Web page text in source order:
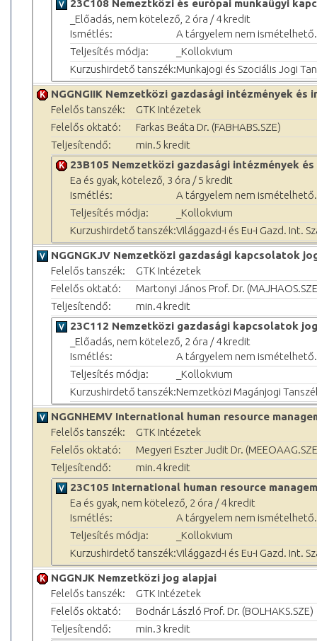
23C108 Nemeztközi és európai munkaügyi
_Előadás, nem kötelező, 2 óra / 4 kredit
Ismétlés:
A tárgyelem nem ismételhető.
Teljesítés módja:
_Kollokvium
Kurzushirdető tanszék:Munkajogi és Szociális Jogi
NGGNGIIK Nemzetközi gazdasági intézmények és
Felelős tanszék:
GTK Intézetek
Felelős oktató:
Farkas Beáta Dr. (FABHABS.SZE)
Teljesítendő:
min.5 kredit
23B105 Nemzetközi gazdasági intézmények
Ea és gyak, kötelező, 3 óra / 5 kredit
Ismétlés:
A tárgyelem nem ismételhető.
Teljesítés módja:
_Kollokvium
Kurzushirdető tanszék:Világgazd-i és Eu-i Gazd. Int.
NGGNGKJV Nemzetközi gazdasági kapcsolatok
Felelős tanszék:
GTK Intézetek
Felelős oktató:
Martonyi János Prof. Dr.
Teljesítendő:
min.4 kredit
23C112 Nemzetközi gazdasági kapcsolatok
_Előadás, nem kötelező, 2 óra / 4 kredit
Ismétlés:
A tárgyelem nem ismételhető.
Teljesítés módja:
_Kollokvium
Kurzushirdető tanszék:Nemzetközi Magánjogi
NGGNHEMV International human resource
Felelős tanszék:
GTK Intézetek
Felelős oktató:
Megyeri Eszter Judit Dr.
Teljesítendő:
min.4 kredit
23C105 International human resource
Ea és gyak, nem kötelező, 2 óra / 4 kredit
Ismétlés:
A tárgyelem nem ismételhető.
Teljesítés módja:
_Kollokvium
Kurzushirdető tanszék:Világgazd-i és Eu-i Gazd. Int.
NGGNJK Nemzetközi jog alapjai
Felelős tanszék:
GTK Intézetek
Felelős oktató:
Bodnár László Prof. Dr. (BOLHAKS.SZE)
Teljesítendő:
min.3 kredit